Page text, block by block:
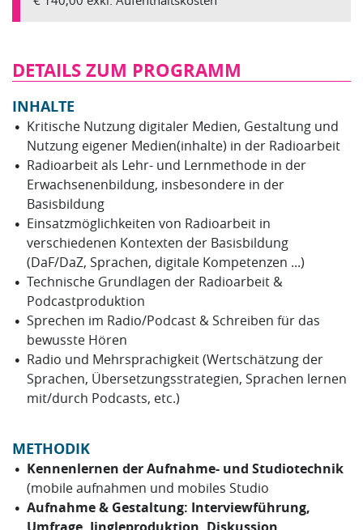
DETAILS ZUM PROGRAMM
INHALTE
Kritische Nutzung digitaler Medien, Gestaltung und
Nutzung eigener Medien(inhalte) in der Radioarbeit
Radioarbeit als Lehr- und Lernmethode in der
Erwachsenenbildung, insbesondere in der
Basisbildung
Einsatzmöglichkeiten von Radioarbeit in
verschiedenen Kontexten der Basisbildung
(DaF/DaZ, Sprachen, digitale Kompetenzen ...)
Technische Grundlagen der Radioarbeit &
Podcastproduktion
Sprechen im Radio/Podcast & Schreiben für das
bewusste Hören
Radio und Mehrsprachigkeit (Wertschätzung der
Sprachen, Übersetzungsstrategien, Sprachen lernen
mit/durch Podcasts, etc.)
METHODIK
Kennenlernen der Aufnahme- und Studiotechnik
(mobile aufnahmen und mobiles Studio
Aufnahme & Gestaltung: Interviewführung,